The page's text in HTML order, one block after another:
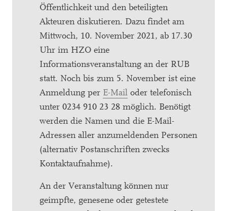
Öffentlichkeit und den beteiligten
Akteuren diskutieren. Dazu findet am
Mittwoch, 10. November 2021, ab 17.30
Uhr im HZO eine
Informationsveranstaltung an der RUB
statt. Noch bis zum 5. November ist eine
Anmeldung per E-Mail oder telefonisch
unter 0234 910 23 28 möglich. Benötigt
werden die Namen und die E-Mail-
Adressen aller anzumeldenden Personen
(alternativ Postanschriften zwecks
Kontaktaufnahme).
An der Veranstaltung können nur
geimpfte, genesene oder getestete